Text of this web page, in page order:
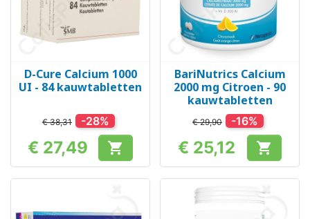
D-Cure Calcium 1000
UI - 84 kauwtabletten
€ 38,31 -28%
Prijs
€ 27,49 
BariNutrics Calcium
2000 mg Citroen - 90
kauwtabletten
€ 29,90 -16%
Prijs
€ 25,12 